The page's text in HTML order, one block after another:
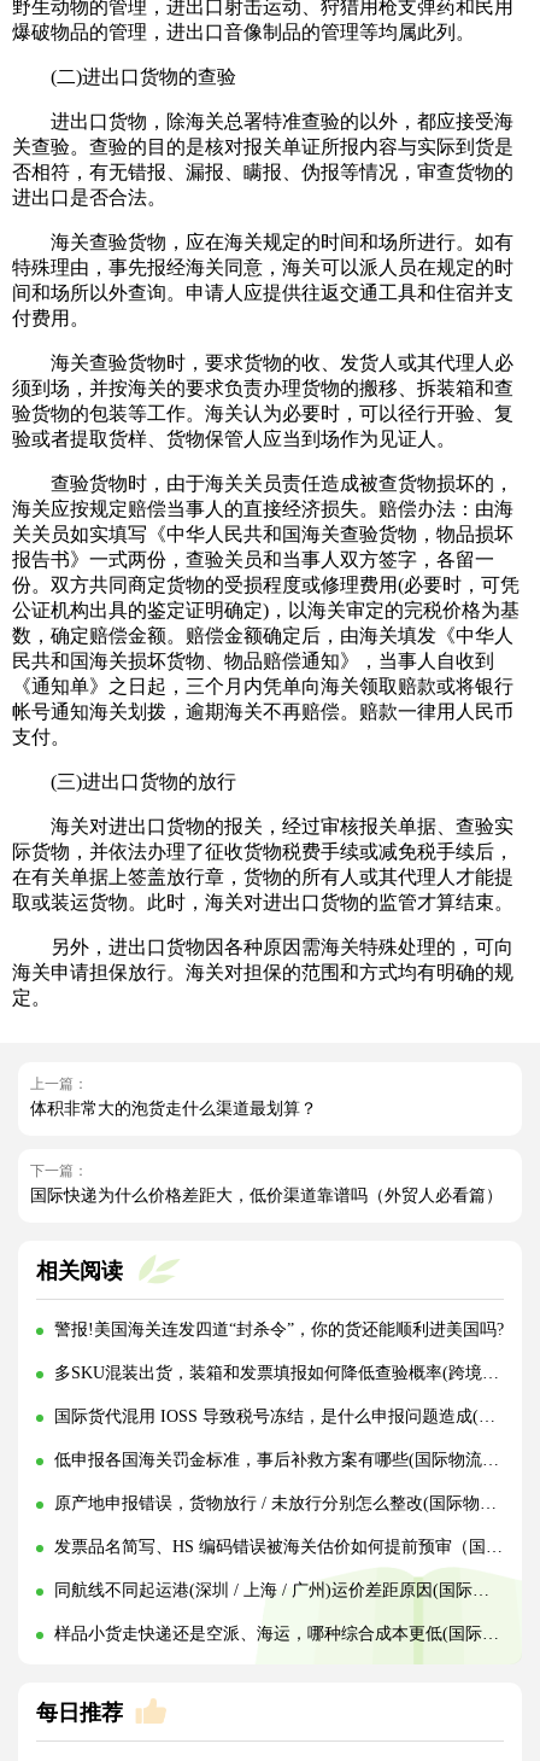
野生动物的管理，进出口射击运动、狩猎用枪支弹药和民用
爆破物品的管理，进出口音像制品的管理等均属此列。
(二)进出口货物的查验
进出口货物，除海关总署特准查验的以外，都应接受海
关查验。查验的目的是核对报关单证所报内容与实际到货是
否相符，有无错报、漏报、瞒报、伪报等情况，审查货物的
进出口是否合法。
海关查验货物，应在海关规定的时间和场所进行。如有
特殊理由，事先报经海关同意，海关可以派人员在规定的时
间和场所以外查询。申请人应提供往返交通工具和住宿并支
付费用。
海关查验货物时，要求货物的收、发货人或其代理人必
须到场，并按海关的要求负责办理货物的搬移、拆装箱和查
验货物的包装等工作。海关认为必要时，可以径行开验、复
验或者提取货样、货物保管人应当到场作为见证人。
查验货物时，由于海关关员责任造成被查货物损坏的，
海关应按规定赔偿当事人的直接经济损失。赔偿办法：由海
关关员如实填写《中华人民共和国海关查验货物，物品损坏
报告书》一式两份，查验关员和当事人双方签字，各留一
份。双方共同商定货物的受损程度或修理费用(必要时，可凭
公证机构出具的鉴定证明确定)，以海关审定的完税价格为基
数，确定赔偿金额。赔偿金额确定后，由海关填发《中华人
民共和国海关损坏货物、物品赔偿通知》，当事人自收到
《通知单》之日起，三个月内凭单向海关领取赔款或将银行
帐号通知海关划拨，逾期海关不再赔偿。赔款一律用人民币
支付。
(三)进出口货物的放行
海关对进出口货物的报关，经过审核报关单据、查验实
际货物，并依法办理了征收货物税费手续或减免税手续后，
在有关单据上签盖放行章，货物的所有人或其代理人才能提
取或装运货物。此时，海关对进出口货物的监管才算结束。
另外，进出口货物因各种原因需海关特殊处理的，可向
海关申请担保放行。海关对担保的范围和方式均有明确的规
定。
上一篇：
体积非常大的泡货走什么渠道最划算？
下一篇：
国际快递为什么价格差距大，低价渠道靠谱吗（外贸人必看篇）
相关阅读
警报!美国海关连发四道“封杀令”，你的货还能顺利进美国吗?
多SKU混装出货，装箱和发票填报如何降低查验概率(跨境物流干货知识分享)
国际货代混用 IOSS 导致税号冻结，是什么申报问题造成(国际物流干货知识分享)
低申报各国海关罚金标准，事后补救方案有哪些(国际物流干货知识分享)
原产地申报错误，货物放行 / 未放行分别怎么整改(国际物流干货知识分享)
发票品名简写、HS 编码错误被海关估价如何提前预审（国际物流干货知识分享）
同航线不同起运港(深圳 / 上海 / 广州)运价差距原因(国际海运干货知识分享)
样品小货走快递还是空派、海运，哪种综合成本更低(国际物流干货知识分享)
每日推荐